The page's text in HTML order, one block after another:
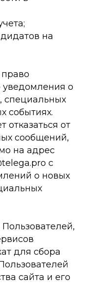
на
уведомления о
специальных
событиях.
отказаться от
сообщений,
на адрес
с
о новых
для сбора
сайта и его